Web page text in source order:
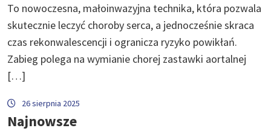
To nowoczesna, małoinwazyjna technika, która pozwala
skutecznie leczyć choroby serca, a jednocześnie skraca
czas rekonwalescencji i ogranicza ryzyko powikłań.
Zabieg polega na wymianie chorej zastawki aortalnej
[…]
26 sierpnia 2025
Najnowsze